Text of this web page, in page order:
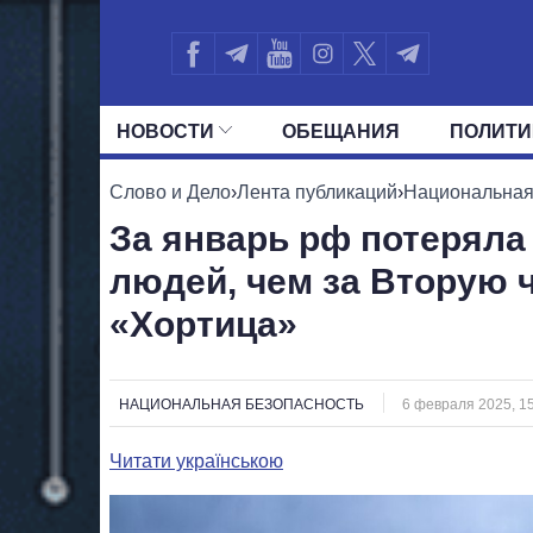
НОВОСТИ ОБЕЩАНИЯ
ВСЕ ПОЛИТИКИ ПРЕЗИДЕНТ И
Слово и Дело›Лента публикаций›
За январь рф
людей, чем за Вторую
«Хортица»
НАЦИОНАЛЬНАЯ БЕЗОПАСНОСТЬ 6 февраля 2025,
Читати українською